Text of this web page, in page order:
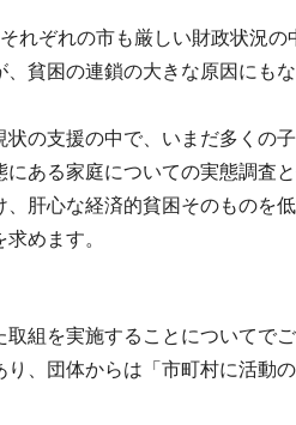
れぞれの市も厳しい財政状況
貧困の連鎖の大きな原因にも
の支援の中で、いまだ多くの
ある家庭についての実態調査
肝心な経済的貧困そのものを
めます。
組を実施することについてでご
、団体からは「市町村に活動